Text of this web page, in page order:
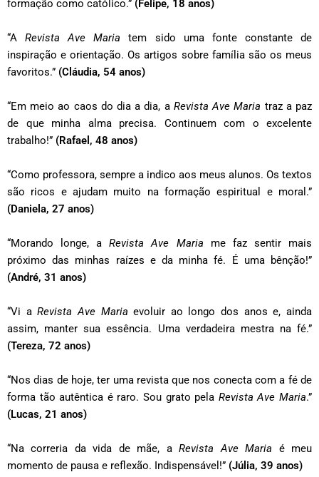
formação como católico.” (Felipe, 18 anos)
“ARevista Ave Maria tem sido uma fonte constante de
inspiração e orientação. Os artigos sobre família são os meus
favoritos.” (Cláudia, 54 anos)
“Em meio ao caos do dia a dia, a Revista Ave Maria traz a paz
de que minha alma precisa. Continuem com o excelente
trabalho!” (Rafael, 48 anos)
“Como professora, sempre a indico aos meus alunos. Os textos
são ricos e ajudam muito na formação espiritual e moral.”
(Daniela, 27 anos)
“Morando longe, aRevista Ave Maria me faz sentir mais
próximo das minhas raízes e da minha fé. É uma bênção!”
(André, 31 anos)
“Vi aRevista Ave Maria evoluir ao longo dos anos e, ainda
assim, manter sua essência. Uma verdadeira mestra na fé.”
(Tereza, 72 anos)
“Nos dias de hoje, ter uma revista que nos conecta com a fé de
forma tão autêntica é raro. Sou grato pela Revista Ave Maria.”
(Lucas, 21 anos)
“Na correria da vida de mãe, aRevista Ave Maria é meu
momento de pausa e reflexão. Indispensável!” (Júlia, 39 anos)